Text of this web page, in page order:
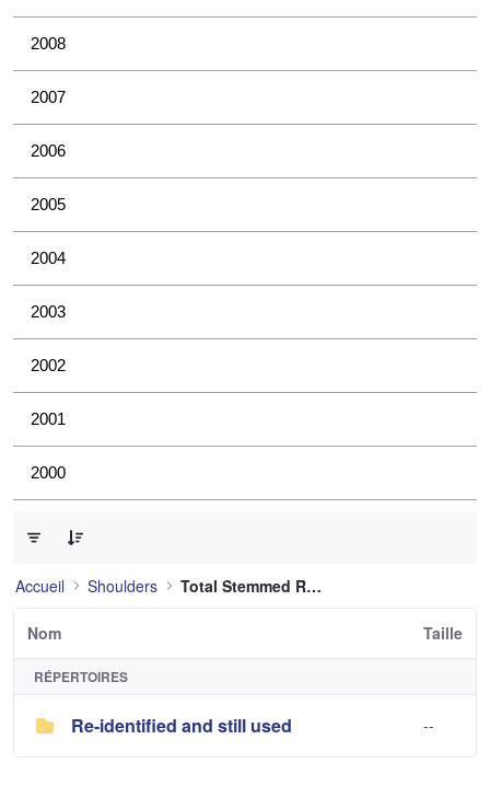
2008
2007
2006
2005
2004
2003
2002
2001
2000
Accueil Shoulders Total Stemmed Reverse Shoulder
Nom Taille
RÉPERTOIRES
Re-identified and still used --